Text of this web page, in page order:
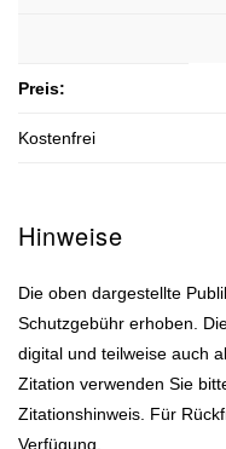
Preis:
Kostenfrei
Hinweise
Die oben dargestellte
Schutzgebühr erhoben.
digital und teilweise auch
Zitation verwenden Sie
Zitationshinweis. Für
Verfügung.